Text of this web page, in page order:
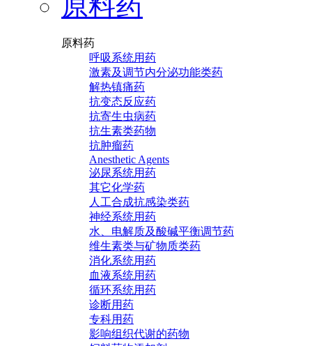
原料药
呼吸系统用药
激素及调节内分泌功能类药
解热镇痛药
抗变态反应药
抗寄生虫病药
抗生素类药物
抗肿瘤药
Anesthetic Agents
泌尿系统用药
其它化学药
人工合成抗感染类药
神经系统用药
水、电解质及酸碱平衡调节药
维生素类与矿物质类药
消化系统用药
血液系统用药
循环系统用药
诊断用药
专科用药
影响组织代谢的药物